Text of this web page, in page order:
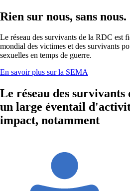
Rien sur nous, sans nous.
Le réseau des survivants de la RDC est
mondial des victimes et des survivants
sexuelles en temps de guerre.
En savoir plus sur la SEMA
Le réseau des survivants
un large éventail
impact, notamment